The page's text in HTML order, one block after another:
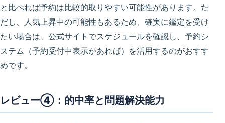
と比べれば予約は比較的取りやすい可能性があります。た
だし、人気上昇中の可能性もあるため、確実に鑑定を受け
たい場合は、公式サイトでスケジュールを確認し、予約シ
ステム（予約受付中表示があれば）を活用するのがおすす
めです。
レビュー④：的中率と問題解決能力